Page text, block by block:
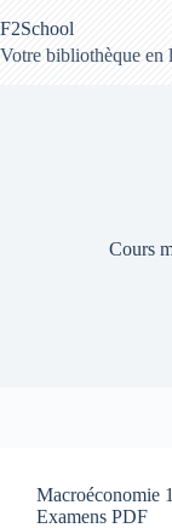
au
contenu
F2School
Votre bibliothèque en
Cours
Macroéconomie
Examens PDF